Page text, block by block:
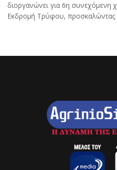
διοργανώνει για 6η συνεχόμενη
Εκδρομή Τρύφου, προσκαλώντας